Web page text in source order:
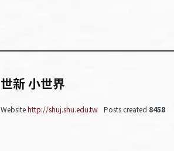
世新 小世界
Websitehttp://shuj.shu.edu.tw Posts created 8458